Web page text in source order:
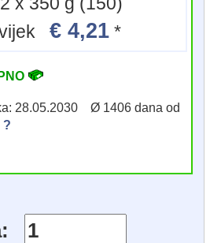
€ 4,21 *
28.05.2030 Ø 1406 dana od
?